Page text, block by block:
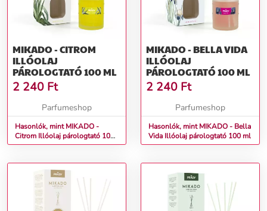
MIKADO - CITROM
ILLÓOLAJ
PÁROLOGTATÓ 100 ML
2 240 Ft
Parfumeshop
Hasonlók, mint MIKADO -
Citrom Illóolaj párologtató 100
ml
MIKADO - BELLA VIDA
ILLÓOLAJ
PÁROLOGTATÓ 100 ML
2 240 Ft
Parfumeshop
Hasonlók, mint MIKADO - Bella
Vida Illóolaj párologtató 100 ml